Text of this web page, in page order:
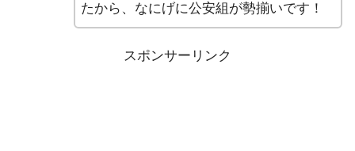
たから、なにげに公安組が勢揃いです！
スポンサーリンク